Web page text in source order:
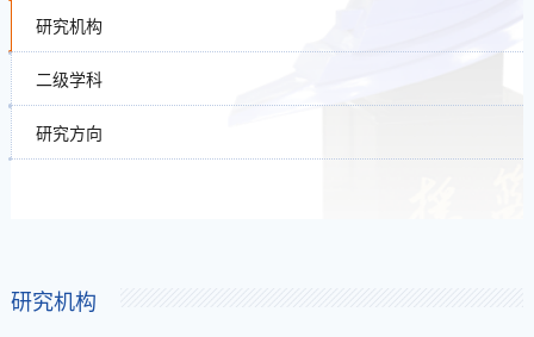
研究机构
二级学科
研究方向
研究机构